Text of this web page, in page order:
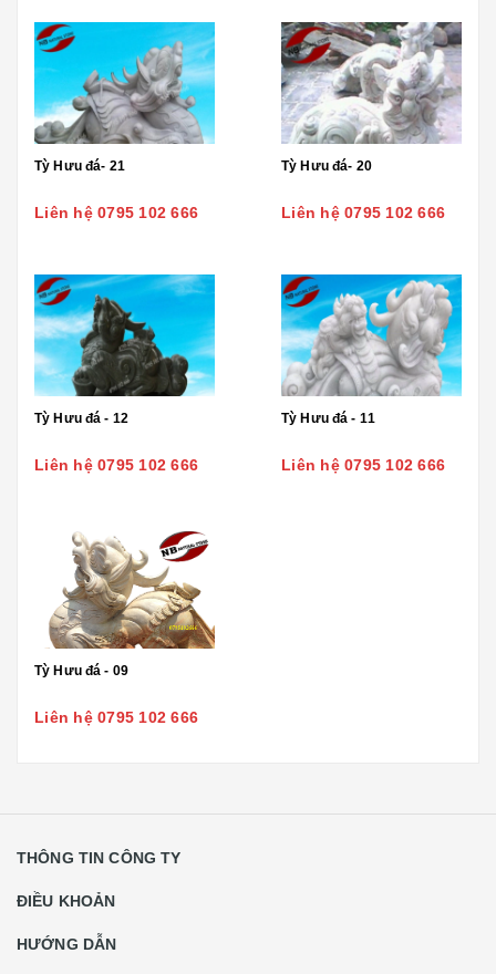
Tỳ Hưu đá- 21
Liên hệ 0795 102 666
Tỳ Hưu đá- 20
Liên hệ 0795 102 666
Tỳ Hưu đá - 12
Liên hệ 0795 102 666
Tỳ Hưu đá - 11
Liên hệ 0795 102 666
Tỳ Hưu đá - 09
Liên hệ 0795 102 666
THÔNG TIN CÔNG TY
ĐIỀU KHOẢN
HƯỚNG DẪN